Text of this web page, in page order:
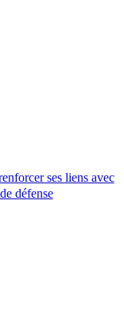
ses liens avec
défense